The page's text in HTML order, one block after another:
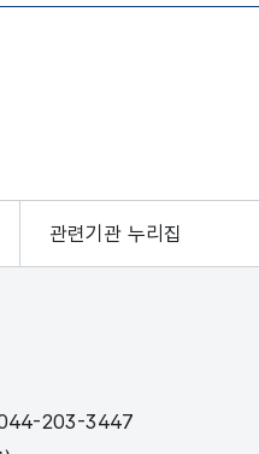
관련기관 누리집
203-3447